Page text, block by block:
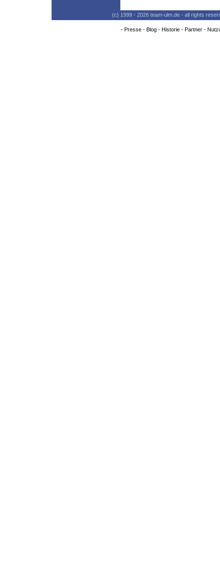
(c) 1999 - 2026 team-ulm.de - all rights
- Presse- Blog- Historie- Partner-